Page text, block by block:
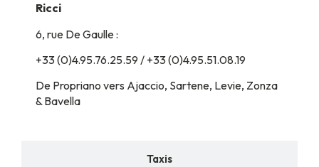
Taxis
Ricci
6, rue De Gaulle :
+33 (0)4.95.76.25.59 / +33 (0)4.95.51.08.19
De Propriano vers Ajaccio, Sartene, Levie, Zonza
& Bavella